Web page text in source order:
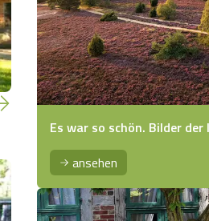
Es war so schön. Bilder
ansehen